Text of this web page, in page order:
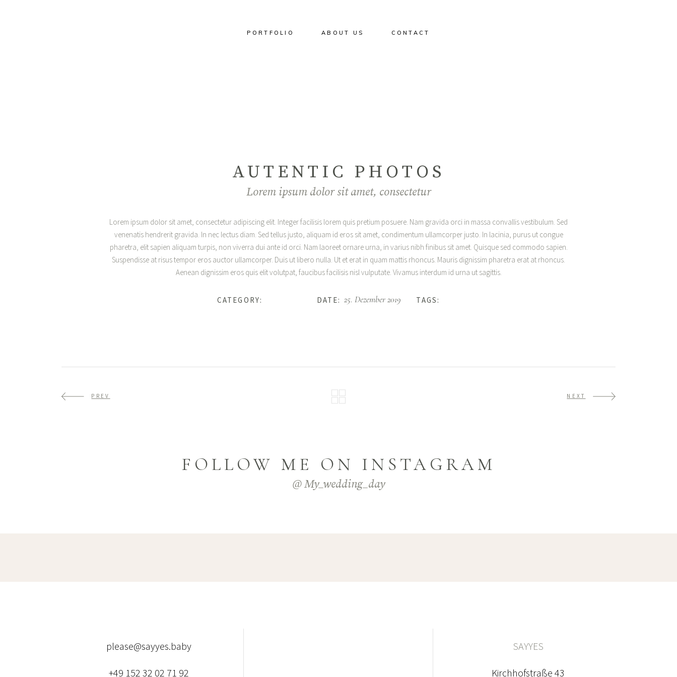
PORTFOLIO ABOUT US CONTACT
AUTENTIC PHOTOS
Lorem ipsum dolor sit amet, consectetur
Lorem ipsum dolor sit amet, consectetur adipiscing elit. Integer facilisis lorem quis pretium posuere. Nam gravida orci in massa convallis vestibulum. Sed
venenatis hendrerit gravida. In nec lectus diam. Sed tellus justo, aliquam id eros sit amet, condimentum ullamcorper justo. In lacinia, purus ut congue
pharetra, elit sapien aliquam turpis, non viverra dui ante id orci. Nam laoreet ornare urna, in varius nibh finibus sit amet. Quisque sed commodo sapien.
Suspendisse at risus tempor eros auctor ullamcorper. Duis ut libero nulla. Ut et erat in quam mattis rhoncus. Mauris dignissim pharetra erat at rhoncus.
Aenean dignissim eros quis elit volutpat, faucibus facilisis nisl vulputate. Vivamus interdum id urna ut sagittis.
CATEGORY: DATE: 25. Dezember 2019 TAGS:
PREV NEXT
FOLLOW ME ON INSTAGRAM
@ My_wedding_day
please@sayyes.baby
+49 152 32 02 71 92
SAYYES
Kirchhofstraße 43